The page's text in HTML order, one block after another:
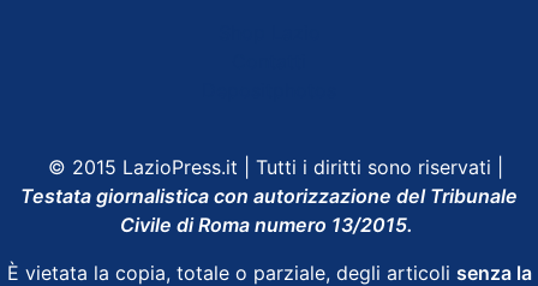
© 2015 LazioPress.it | Tutti i diritti sono riservati |
Testata giornalistica con autorizzazione del Tribunale
Civile di Roma numero 13/2015.
È vietata la copia, totale o parziale, degli articoli senza la